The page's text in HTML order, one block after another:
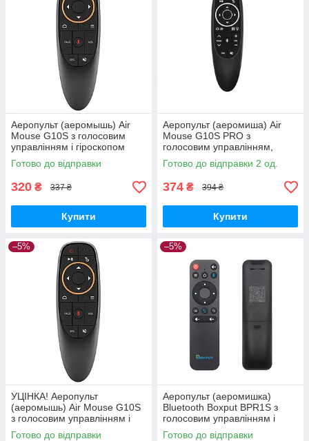
Аеропульт (аеромышь) Air
Mouse G10S з голосовим
управлінням і гіроскопом
Готово до відправки
320 ₴ 337 ₴
Купити
Аеропульт (аеромиша) Air
Mouse G10S PRO з
голосовим управлінням,
підсвічуванням і гіроскопом
Готово до відправки 2 од.
374 ₴ 394 ₴
Купити
–5%
УЦІНКА! Аеропульт
(аеромышь) Air Mouse G10S
з голосовим управлінням і
гіроскопом
Готово до відправки
–5%
Аеропульт (аеромишка)
Bluetooth Boxput BPR1S з
голосовим управлінням і
гіроскопом
Готово до відправки